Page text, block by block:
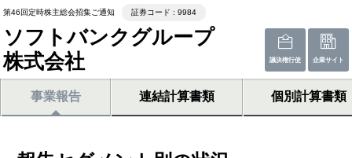
第46回定時株主総会招集ご通知 証券コード : 9984
ソフトバンクグループ
株式会社
議決権行使 企業サイト
事業報告 連結計算書類 個別計算書類